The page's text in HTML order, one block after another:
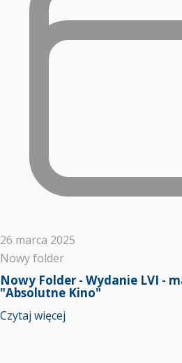
26 marca 2025
Nowy folder
Nowy Folder - Wydanie LVI -
"Absolutne Kino"
Czytaj więcej